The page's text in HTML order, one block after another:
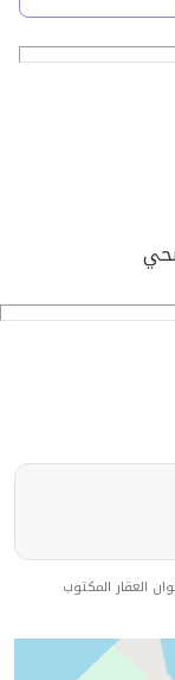
العقار المكتوب